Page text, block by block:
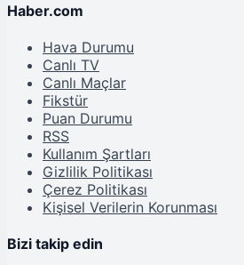
Haber.com
Hava Durumu
Canlı TV
Canlı Maçlar
Fikstür
Puan Durumu
RSS
Kullanım Şartları
Gizlilik Politikası
Çerez Politikası
Kişisel Verilerin Korunması
Bizi takip edin